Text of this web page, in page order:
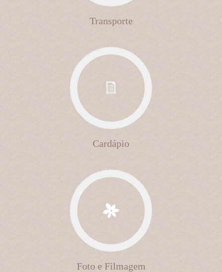
Transporte
Cardápio
Foto e Filmagem